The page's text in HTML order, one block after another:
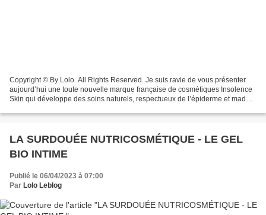
Copyright © By Lolo. All Rights Reserved. Je suis ravie de vous présenter
aujourd’hui une toute nouvelle marque française de cosmétiques Insolence
Skin qui développe des soins naturels, respectueux de l’épiderme et made
LA SURDOUÉE NUTRICOSMÉTIQUE - LE GEL
BIO INTIME
Publié le 06/04/2023 à 07:00
Par Lolo Leblog